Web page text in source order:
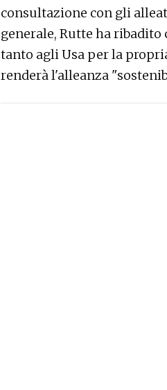
consultazione con gli
generale, Rutte ha
tanto agli Usa per la
renderà l'alleanza